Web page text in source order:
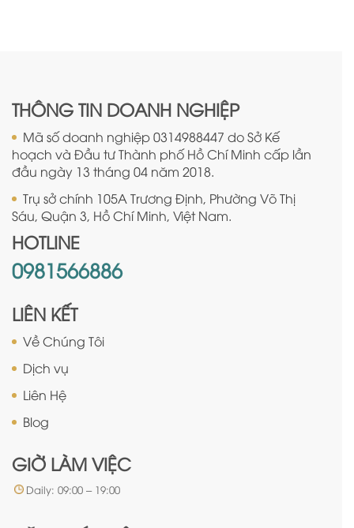
THÔNG TIN DOANH NGHIỆP
Mã số doanh nghiệp 0314988447 do Sở Kế
hoạch và Đầu tư Thành phố Hồ Chí Minh cấp lần
đầu ngày 13 tháng 04 năm 2018.
Trụ sở chính 105A Trương Định, Phường Võ Thị
Sáu, Quận 3, Hồ Chí Minh, Việt Nam.
HOTLINE
0981566886
LIÊN KẾT
Về Chúng Tôi
Dịch vụ
Liên Hệ
Blog
GIỜ LÀM VIỆC
Daily: 09:00 – 19:00